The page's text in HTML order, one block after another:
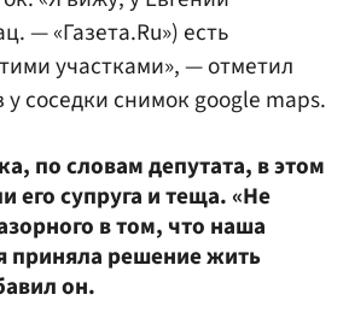
— «Газета.Ru») есть
участками», — отметил
у соседки снимок google maps.
по словам депутата, в этом
его супруга и теща. «Не
в том, что наша
приняла решение жить
он.